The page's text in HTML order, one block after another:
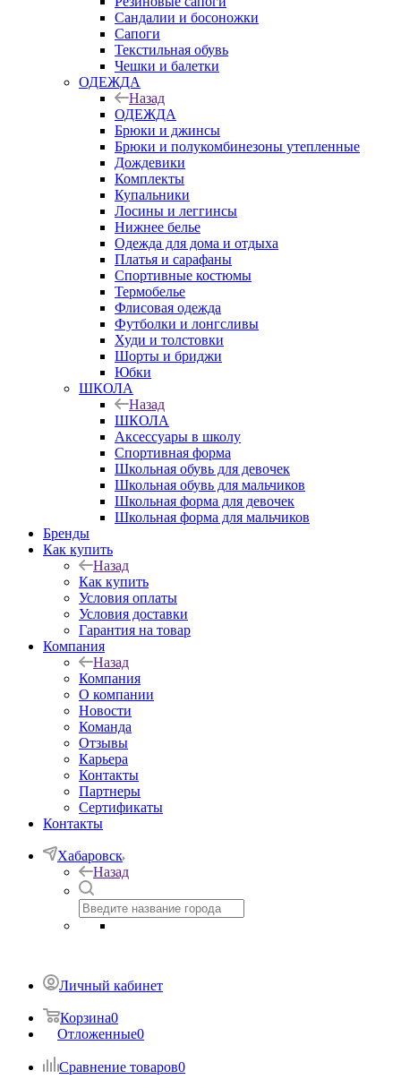
Сандалии и босоножки
Сапоги
Текстильная обувь
Чешки и балетки
ОДЕЖДА
Назад
ОДЕЖДА
Брюки и джинсы
Брюки и полукомбинезоны утепленные
Дождевики
Комплекты
Купальники
Лосины и леггинсы
Нижнее белье
Одежда для дома и отдыха
Платья и сарафаны
Спортивные костюмы
Термобелье
Флисовая одежда
Футболки и лонгсливы
Худи и толстовки
Шорты и бриджи
Юбки
ШКОЛА
Назад
ШКОЛА
Аксессуары в школу
Спортивная форма
Школьная обувь для девочек
Школьная обувь для мальчиков
Школьная форма для девочек
Школьная форма для мальчиков
Бренды
Как купить
Назад
Как купить
Условия оплаты
Условия доставки
Гарантия на товар
Компания
Назад
Компания
О компании
Новости
Команда
Отзывы
Карьера
Контакты
Партнеры
Сертификаты
Контакты
Хабаровск
Назад
Личный кабинет
Корзина0
Отложенные0
Сравнение товаров0